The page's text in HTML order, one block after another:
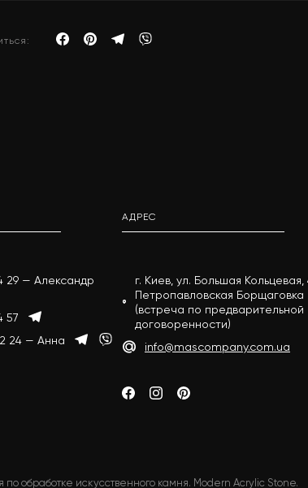
29 — Александр
57
24 — Анна
АДРЕС
г. Киев, ул. Большая Кольцевая,
Петропавловская Борщаговка
(встреча по предварительной
договоренности)
info@mascompany.com.ua
обработке искусственного камня. Modern Acrylic Stone.